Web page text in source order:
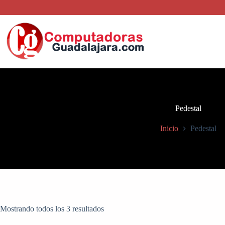
contenido
Pedestal
Inicio Pedestal
Mostrando todos los 3 resultados